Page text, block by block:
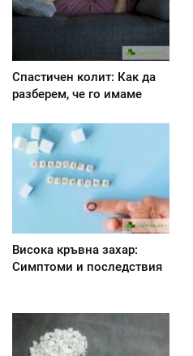
Спастичен колит: Как да
разберем, че го имаме
Висока кръвна захар:
Симптоми и последствия